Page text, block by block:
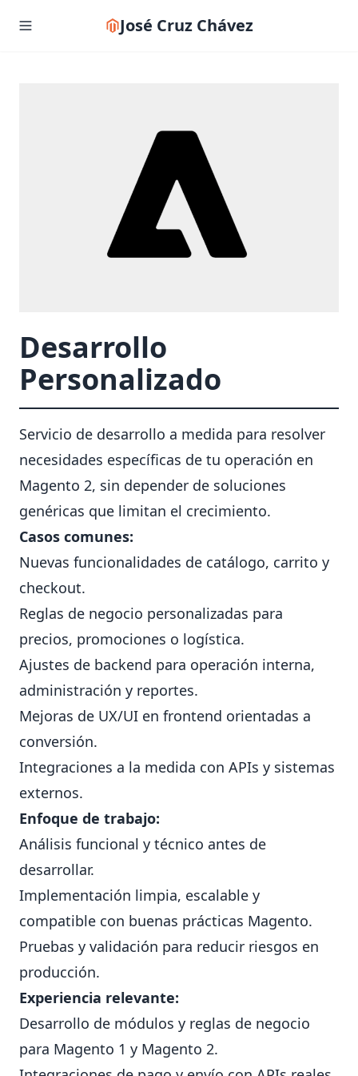
José Cruz Chávez
Desarrollo
Personalizado
Servicio de desarrollo a medida para resolver
necesidades específicas de tu operación en
Magento 2, sin depender de soluciones
genéricas que limitan el crecimiento.
Casos comunes:
Nuevas funcionalidades de catálogo, carrito y
checkout.
Reglas de negocio personalizadas para
precios, promociones o logística.
Ajustes de backend para operación interna,
administración y reportes.
Mejoras de UX/UI en frontend orientadas a
conversión.
Integraciones a la medida con APIs y sistemas
externos.
Enfoque de trabajo:
Análisis funcional y técnico antes de
desarrollar.
Implementación limpia, escalable y
compatible con buenas prácticas Magento.
Pruebas y validación para reducir riesgos en
producción.
Experiencia relevante:
Desarrollo de módulos y reglas de negocio
para Magento 1 y Magento 2.